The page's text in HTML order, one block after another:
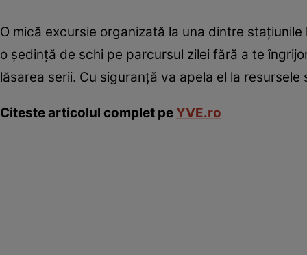
O mică excursie organizată la una dintre
o şedinţă de schi pe parcursul zilei fără a te
lăsarea serii. Cu siguranţă va apela el la
Citeste articolul complet peYVE.ro